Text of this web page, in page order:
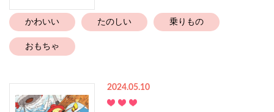
かわいい たのしい 乗りもの
おもちゃ
2024.05.10